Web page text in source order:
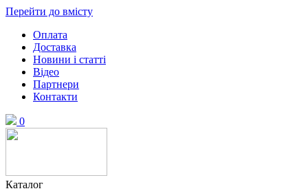
Перейти до вмісту
Оплата
Доставка
Новини і статті
Відео
Партнери
Контакти
0
Каталог